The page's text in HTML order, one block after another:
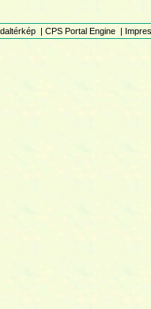
| CPS Portal Engine |